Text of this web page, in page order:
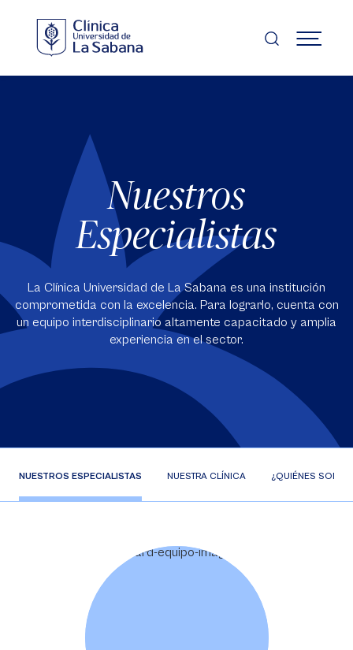
contenido
principal
MENÚ
Nuestros
Especialistas
La Clínica Universidad de La Sabana es una institución
comprometida con la excelencia. Para lograrlo, cuenta con
un equipo interdisciplinario altamente capacitado y amplia
experiencia en el sector.
NUESTROS ESPECIALISTAS NUESTRA CLÍNICA ¿QUIÉNES